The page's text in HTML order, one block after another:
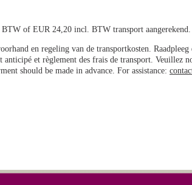
of EUR 24,20 incl. BTW transport aangerekend.
en regeling van de transportkosten. Raadpleeg
et règlement des frais de transport. Veuillez
should be made in advance. For assistance: